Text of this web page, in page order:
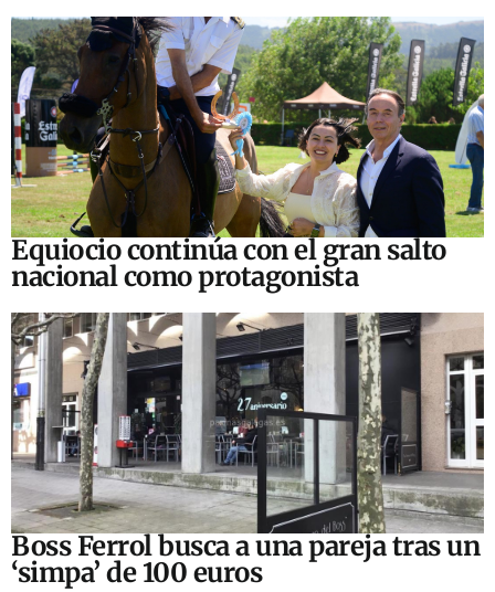
Equiocio continúa con el gran salto
nacional como protagonista
Boss Ferrol busca a una pareja tras un
‘simpa’ de 100 euros